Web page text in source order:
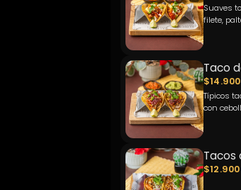
Suaves
filete,
Taco
$14.900
Típicos
con
Tacos
$12.900